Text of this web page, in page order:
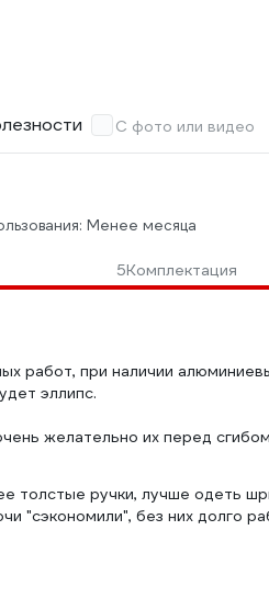
С фото или видео
Менее месяца
5Комплектация
работ, при наличии
эллипс.
желательно их перед
толстые ручки, лучше одеть
"сэкономили", без них долго